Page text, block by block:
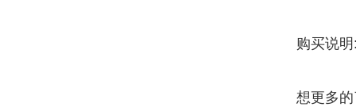
购买说明
想更多